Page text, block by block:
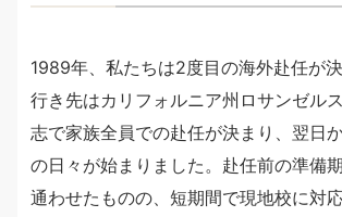
1989年、私たちは2度目の海外赴任が決
行き先はカリフォルニア州ロサンゼル
志で家族全員での赴任が決まり、翌日
の日々が始まりました。赴任前の準備
通わせたものの、短期間で現地校に対